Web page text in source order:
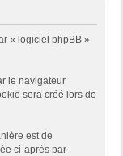
« logiciel phpBB »
le navigateur
sera créé lors de
est de
ci-après par